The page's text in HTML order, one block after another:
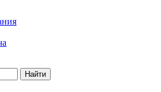
Найти